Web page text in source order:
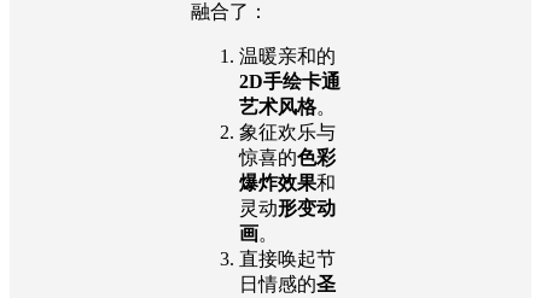
融合了：
温暖亲和的
2D手绘卡通
艺术风格。
象征欢乐与
惊喜的色彩
爆炸效果和
灵动形变动
画。
直接唤起节
日情感的圣